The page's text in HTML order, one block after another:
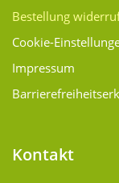
Bestellung
Cookie-
Impressum
Kontakt